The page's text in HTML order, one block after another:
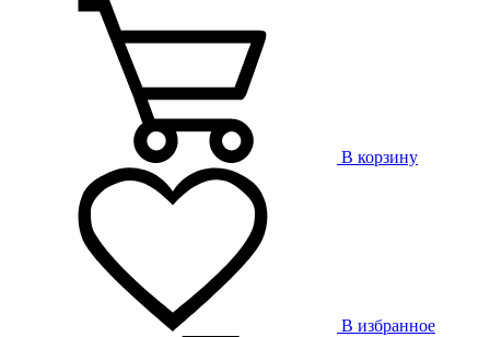
В корзину
В избранное